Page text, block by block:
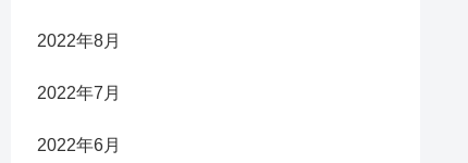
2022年8月
2022年7月
2022年6月